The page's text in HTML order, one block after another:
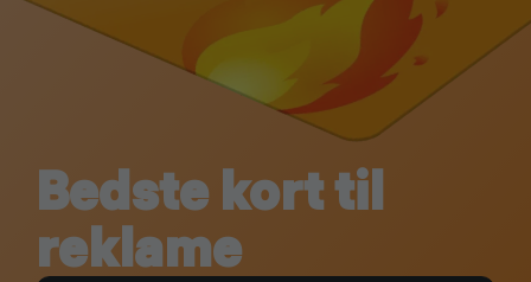
Bedste kort til
reklame